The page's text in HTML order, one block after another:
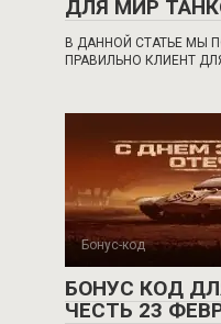
ДЛЯ МИР
В ДАННОЙ СТАТЬЕ МЫ
ПРАВИЛЬНО КЛИЕНТ
Бонус-код
БОНУС КОД
ЧЕСТЬ 23